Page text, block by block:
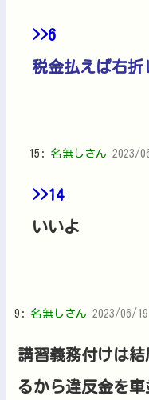
>>6
税金払えば右折
15: 名無しさん 2023/
>>14
いいよ
9: 名無しさん 2023/06/
講習義務付けは
るから違反金を